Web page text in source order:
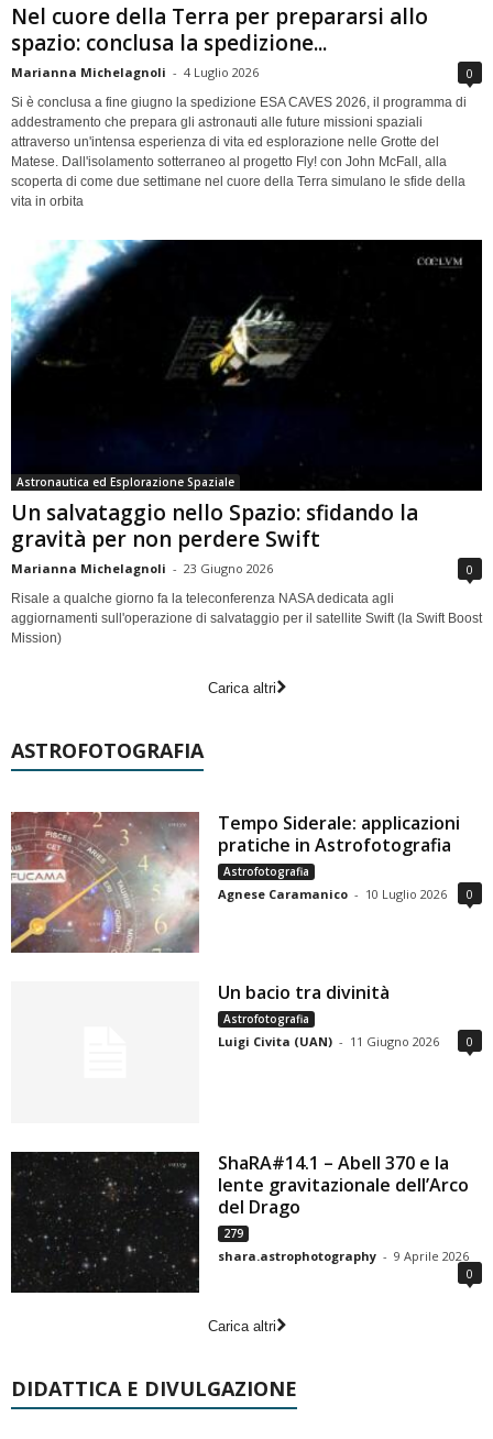
Nel cuore della Terra per prepararsi allo
spazio: conclusa la spedizione...
Marianna Michelagnoli - 4 Luglio 2026 0
Si è conclusa a fine giugno la spedizione ESA CAVES 2026, il programma di
addestramento che prepara gli astronauti alle future missioni spaziali
attraverso un'intensa esperienza di vita ed esplorazione nelle Grotte del
Matese. Dall'isolamento sotterraneo al progetto Fly! con John McFall, alla
scoperta di come due settimane nel cuore della Terra simulano le sfide della
vita in orbita
Astronautica ed Esplorazione Spaziale
Un salvataggio nello Spazio: sfidando la
gravità per non perdere Swift
Marianna Michelagnoli - 23 Giugno 2026 0
Risale a qualche giorno fa la teleconferenza NASA dedicata agli
aggiornamenti sull'operazione di salvataggio per il satellite Swift (la Swift Boost
Mission)
Carica altri
ASTROFOTOGRAFIA
Tempo Siderale: applicazioni
pratiche in Astrofotografia
Astrofotografia
Agnese Caramanico - 10 Luglio 2026 0
Un bacio tra divinità
Astrofotografia
Luigi Civita (UAN) - 11 Giugno 2026 0
ShaRA#14.1 – Abell 370 e la
lente gravitazionale dell’Arco
del Drago
279
shara.astrophotography - 9 Aprile 2026
0
Carica altri
DIDATTICA E DIVULGAZIONE